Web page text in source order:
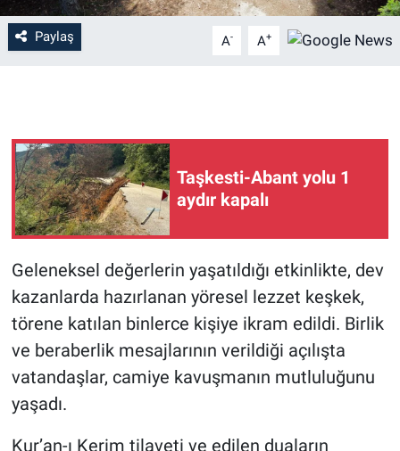
Paylaş A- A+
Taşkesti-Abant yolu 1
aydır kapalı
Geleneksel değerlerin yaşatıldığı etkinlikte, dev
kazanlarda hazırlanan yöresel lezzet keşkek,
törene katılan binlerce kişiye ikram edildi. Birlik
ve beraberlik mesajlarının verildiği açılışta
vatandaşlar, camiye kavuşmanın mutluluğunu
yaşadı.
Kur’an-ı Kerim tilaveti ve edilen duaların